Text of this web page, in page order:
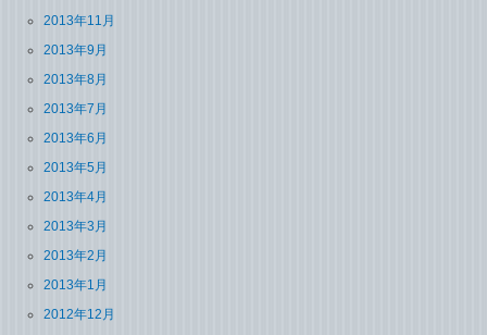
2013年11月
2013年9月
2013年8月
2013年7月
2013年6月
2013年5月
2013年4月
2013年3月
2013年2月
2013年1月
2012年12月